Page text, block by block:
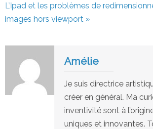
L’Ipad et les problèmes de
images hors viewport »
Amélie
Je suis directrice
créer en général. Ma
inventivité sont à
uniques et innovantes.